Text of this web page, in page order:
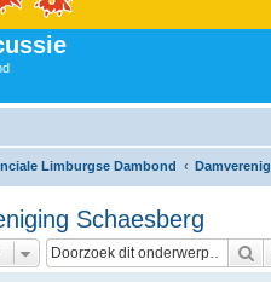
Limburgse Dambond
Schaesberg